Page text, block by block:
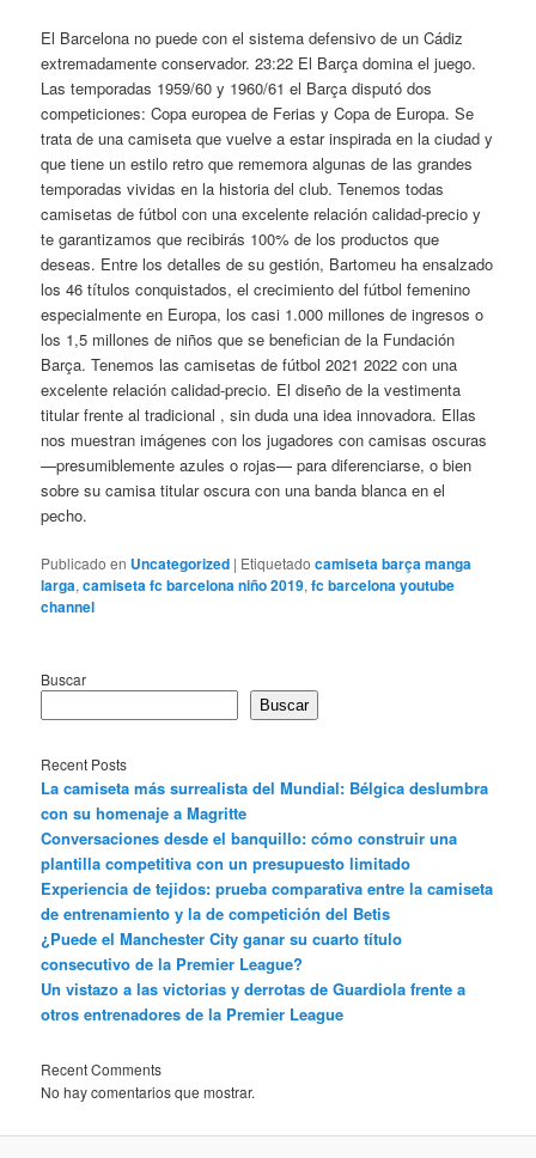
El Barcelona no puede con el sistema defensivo de un Cádiz
extremadamente conservador. 23:22 El Barça domina el juego.
Las temporadas 1959/60 y 1960/61 el Barça disputó dos
competiciones: Copa europea de Ferias y Copa de Europa. Se
trata de una camiseta que vuelve a estar inspirada en la ciudad y
que tiene un estilo retro que rememora algunas de las grandes
temporadas vividas en la historia del club. Tenemos todas
camisetas de fútbol con una excelente relación calidad-precio y
te garantizamos que recibirás 100% de los productos que
deseas. Entre los detalles de su gestión, Bartomeu ha ensalzado
los 46 títulos conquistados, el crecimiento del fútbol femenino
especialmente en Europa, los casi 1.000 millones de ingresos o
los 1,5 millones de niños que se benefician de la Fundación
Barça. Tenemos las camisetas de fútbol 2021 2022 con una
excelente relación calidad-precio. El diseño de la vestimenta
titular frente al tradicional , sin duda una idea innovadora. Ellas
nos muestran imágenes con los jugadores con camisas oscuras
—presumiblemente azules o rojas— para diferenciarse, o bien
sobre su camisa titular oscura con una banda blanca en el
pecho.
Publicado en Uncategorized | Etiquetado camiseta barça manga
larga,camiseta fc barcelona niño 2019,fc barcelona youtube
channel
Buscar
Buscar
Recent Posts
La camiseta más surrealista del Mundial: Bélgica deslumbra
con su homenaje a Magritte
Conversaciones desde el banquillo: cómo construir una
plantilla competitiva con un presupuesto limitado
Experiencia de tejidos: prueba comparativa entre la camiseta
de entrenamiento y la de competición del Betis
¿Puede el Manchester City ganar su cuarto título
consecutivo de la Premier League?
Un vistazo a las victorias y derrotas de Guardiola frente a
otros entrenadores de la Premier League
Recent Comments
No hay comentarios que mostrar.